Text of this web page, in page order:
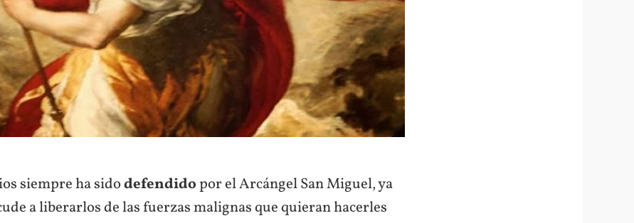
siempre ha sidodefendidopor el Arcángel San Miguel, ya
a liberarlos de las fuerzas malignas que quieran hacerles